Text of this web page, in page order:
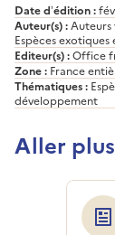
Date d’édition :
Auteur(s) :Auteurs
Espèces exotiques
Editeur(s) :Office
Zone : France
Thématiques :
développement
Aller